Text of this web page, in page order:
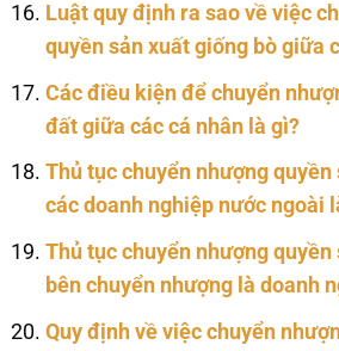
Luật quy định ra sao về việc
quyền sản xuất giống bò giữa
Các điều kiện để chuyển
đất giữa các cá nhân là gì?
Thủ tục chuyển nhượng
các doanh nghiệp nước ngoài
Thủ tục chuyển nhượng
bên chuyển nhượng là doanh
Quy định về việc chuyển